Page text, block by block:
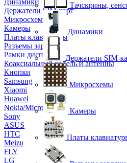
Динамики
Держатели SIM-карт
Микросхемы
Камеры
Платы клавиатуры
Разъемы зарядки
Рамки дисплея
Коаксиальный кабель и антенны
Кнопки
Samsung
Xiaomi
Huawei
Nokia/Microsoft
Sony
ASUS
HTC
Meizu
FLY
LG
Тачскрины,
Динамики
Держатели SIM-
Микросхемы
Камеры
Платы